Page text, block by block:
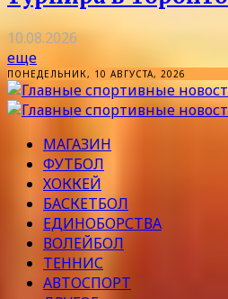
10.08.2026
еще
ПОНЕДЕЛЬНИК, 10 АВГУСТА, 2026
МАГАЗИН
ФУТБОЛ
ХОККЕЙ
БАСКЕТБОЛ
ЕДИНОБОРСТВА
ВОЛЕЙБОЛ
ТЕННИС
АВТОСПОРТ